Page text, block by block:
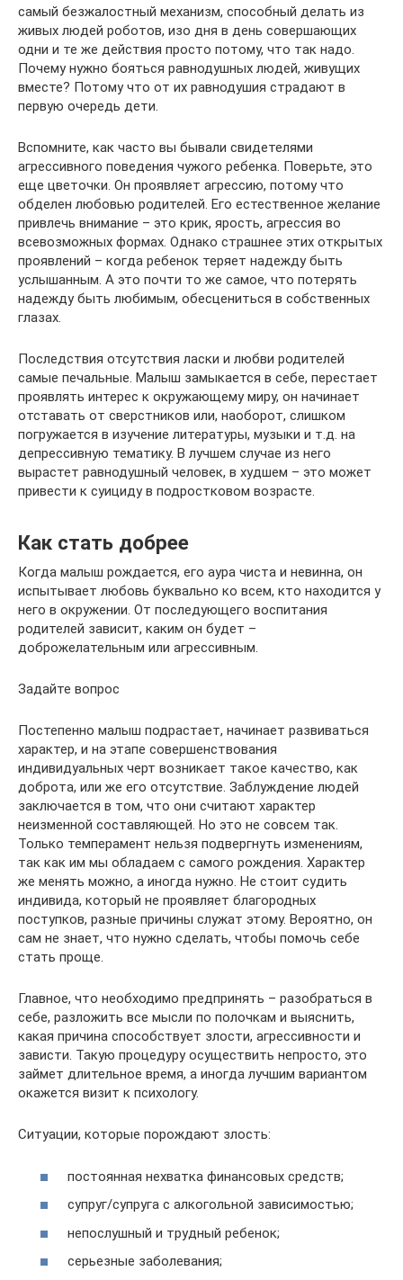
самый безжалостный механизм, способный делать из
живых людей роботов, изо дня в день совершающих
одни и те же действия просто потому, что так надо.
Почему нужно бояться равнодушных людей, живущих
вместе? Потому что от их равнодушия страдают в
первую очередь дети.
Вспомните, как часто вы бывали свидетелями
агрессивного поведения чужого ребенка. Поверьте, это
еще цветочки. Он проявляет агрессию, потому что
обделен любовью родителей. Его естественное желание
привлечь внимание – это крик, ярость, агрессия во
всевозможных формах. Однако страшнее этих открытых
проявлений – когда ребенок теряет надежду быть
услышанным. А это почти то же самое, что потерять
надежду быть любимым, обесцениться в собственных
глазах.
Последствия отсутствия ласки и любви родителей
самые печальные. Малыш замыкается в себе, перестает
проявлять интерес к окружающему миру, он начинает
отставать от сверстников или, наоборот, слишком
погружается в изучение литературы, музыки и т.д. на
депрессивную тематику. В лучшем случае из него
вырастет равнодушный человек, в худшем – это может
привести к суициду в подростковом возрасте.
Как стать добрее
Когда малыш рождается, его аура чиста и невинна, он
испытывает любовь буквально ко всем, кто находится у
него в окружении. От последующего воспитания
родителей зависит, каким он будет –
доброжелательным или агрессивным.
Задайте вопрос
Постепенно малыш подрастает, начинает развиваться
характер, и на этапе совершенствования
индивидуальных черт возникает такое качество, как
доброта, или же его отсутствие. Заблуждение людей
заключается в том, что они считают характер
неизменной составляющей. Но это не совсем так.
Только темперамент нельзя подвергнуть изменениям,
так как им мы обладаем с самого рождения. Характер
же менять можно, а иногда нужно. Не стоит судить
индивида, который не проявляет благородных
поступков, разные причины служат этому. Вероятно, он
сам не знает, что нужно сделать, чтобы помочь себе
стать проще.
Главное, что необходимо предпринять – разобраться в
себе, разложить все мысли по полочкам и выяснить,
какая причина способствует злости, агрессивности и
зависти. Такую процедуру осуществить непросто, это
займет длительное время, а иногда лучшим вариантом
окажется визит к психологу.
Ситуации, которые порождают злость:
постоянная нехватка финансовых средств;
супруг/супруга с алкогольной зависимостью;
непослушный и трудный ребенок;
серьезные заболевания;